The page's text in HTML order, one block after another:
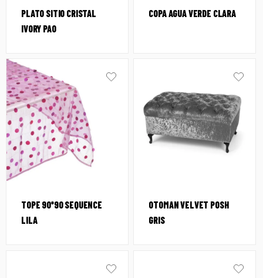
PLATO SITIO CRISTAL
IVORY PAO
COPA AGUA VERDE CLARA
TOPE 90*90 SEQUENCE
LILA
OTOMAN VELVET POSH
GRIS